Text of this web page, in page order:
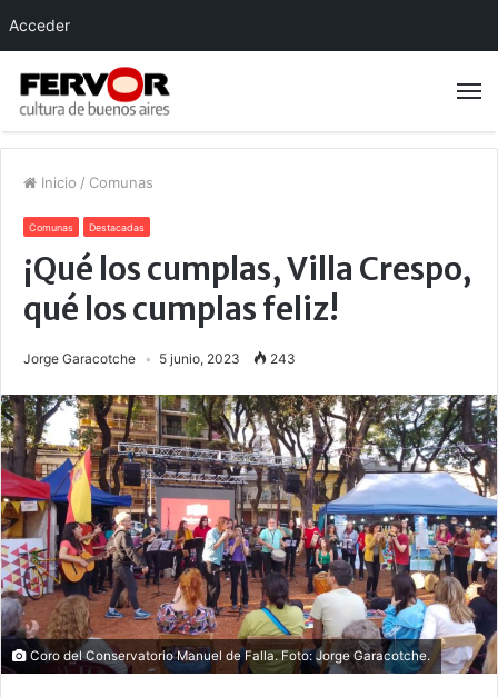
Inicio / Comunas
Comunas Destacadas
¡Qué los cumplas, Villa Crespo,
qué los cumplas feliz!
Jorge Garacotche 5 junio, 2023 243
Coro del Conservatorio Manuel de Falla. Foto: Jorge Garacotche.
Acceder